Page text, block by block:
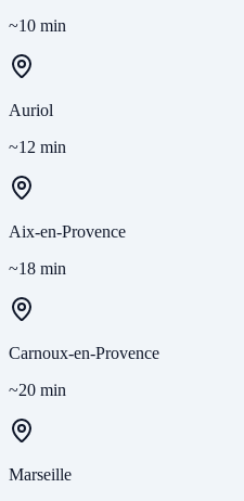
~10 min
Auriol
~12 min
Aix-en-Provence
~18 min
Carnoux-en-Provence
~20 min
Marseille